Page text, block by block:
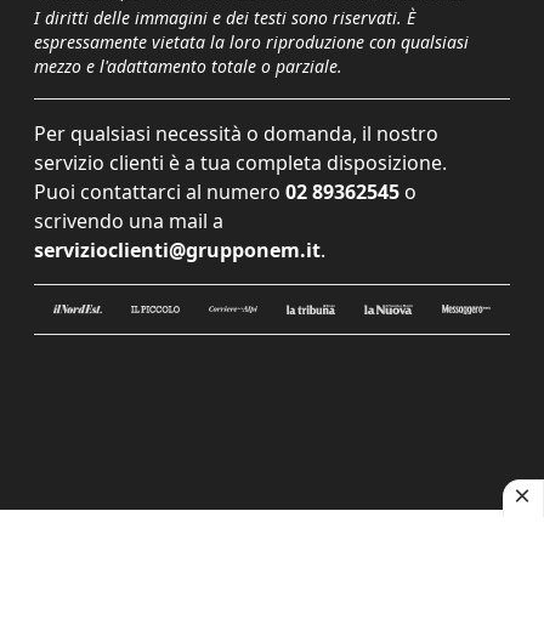
I diritti delle immagini e dei testi sono riservati. È
espressamente vietata la loro riproduzione con qualsiasi
mezzo e l'adattamento totale o parziale.
Per qualsiasi necessità o domanda, il nostro
servizio clienti è a tua completa disposizione.
Puoi contattarci al numero 02 89362545 o
scrivendo una mail a
servizioclienti@grupponem.it.